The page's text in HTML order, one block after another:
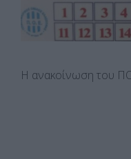
Η ανακοίνωση του